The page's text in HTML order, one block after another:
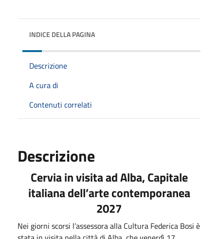
INDICE DELLA PAGINA
Descrizione
A cura di
Contenuti correlati
Descrizione
Cervia in visita ad Alba, Capitale
italiana dell’arte contemporanea
2027
Nei giorni scorsi l’assessora alla Cultura Federica Bosi è